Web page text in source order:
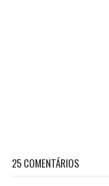
25 COMENTÁRIOS